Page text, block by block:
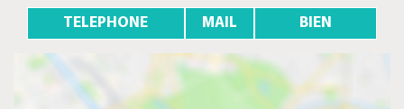
TELEPHONE MAIL BIEN